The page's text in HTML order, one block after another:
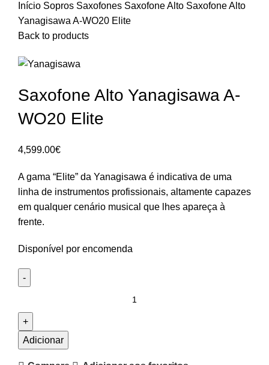
Início Sopros Saxofones Saxofone Alto Saxofone Alto
Yanagisawa A-WO20 Elite
Back to products
Saxofone Alto Yanagisawa A-
WO20 Elite
4,599.00€
A gama “Elite” da Yanagisawa é indicativa de uma
linha de instrumentos profissionais, altamente capazes
em qualquer cenário musical que lhes apareça à
frente.
Disponível por encomenda
Saxofone
Alto
Adicionar